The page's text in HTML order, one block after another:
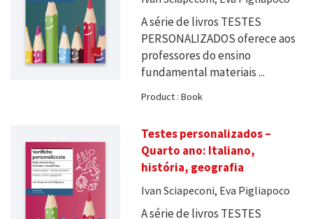
A série de livros TESTES
PERSONALIZADOS oferece aos
professores do ensino
fundamental materiais ...
Product : Book
Testes personalizados –
Quarto ano: Italiano,
história, geografia
Ivan Sciapeconi, Eva Pigliapoco
A série de livros TESTES